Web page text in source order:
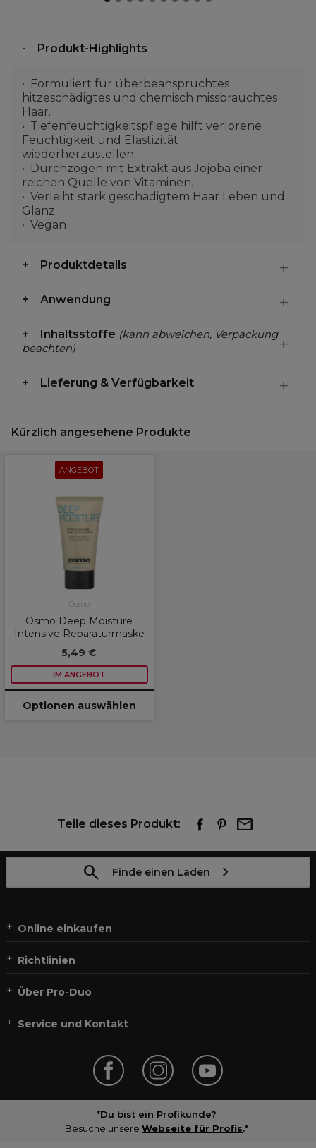
Produkt-Highlights
Formuliert für überbeanspruchtes
hitzeschädigtes und chemisch missbrauchtes
Haar.
Tiefenfeuchtigkeitspflege hilft verlorene
Feuchtigkeit und Elastizität
wiederherzustellen.
Durchzogen mit Extrakt aus Jojoba einer
reichen Quelle von Vitaminen.
Verleiht stark geschädigtem Haar Leben und
Glanz.
Vegan
Produktdetails
Anwendung
Inhaltsstoffe (kann abweichen, Verpackung
beachten)
Lieferung & Verfügbarkeit
Kürzlich angesehene Produkte
ANGEBOT
Osmo
Osmo Deep Moisture
Intensive Reparaturmaske
5,49 €
IM ANGEBOT
Optionen auswählen
Teile dieses Produkt:
Finde einen Laden
Online einkaufen
Richtlinien
Über Pro-Duo
Service und Kontakt
*Du bist ein Profikunde?
Besuche unsere Webseite für Profis.*